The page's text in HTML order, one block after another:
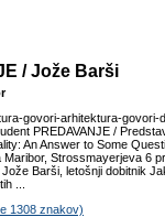
/ Jože Barši
govori-arhitektura-govori-
PREDAVANJE /
An Answer to Some
Maribor, Strossmayerjeva 6
Jože Barši, letošnji dobitnik
...
1308 znakov)